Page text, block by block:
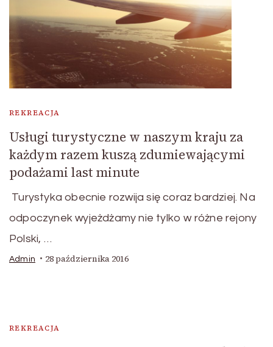
REKREACJA
Usługi turystyczne w naszym kraju za
każdym razem kuszą zdumiewającymi
podażami last minute
Turystyka obecnie rozwija się coraz bardziej. Na
odpoczynek wyjeżdżamy nie tylko w różne rejony
Polski, …
Admin 28 października 2016
REKREACJA